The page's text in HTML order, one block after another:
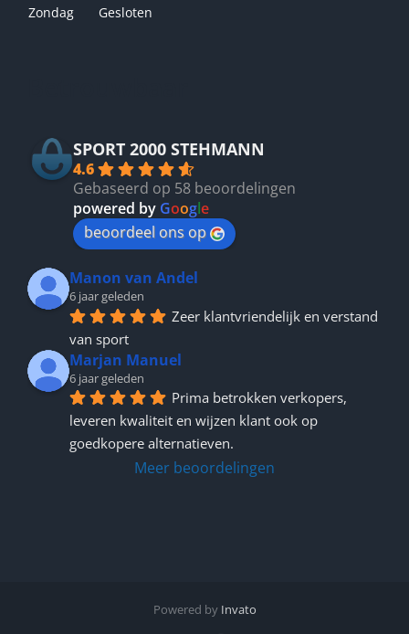
Zondag
Gesloten
SPORT 2000 STEHMANN
4.6
Gebaseerd op 58 beoordelingen
powered by Google
beoordeel ons op
Manon van Andel
6 jaar geleden
Zeer klantvriendelijk en verstand
van sport
Marjan Manuel
6 jaar geleden
Prima betrokken verkopers,
leveren kwaliteit en wijzen klant ook op
goedkopere alternatieven.
Meer beoordelingen
Powered by Invato